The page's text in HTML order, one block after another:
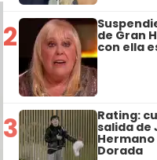
2 de Gran
con ella
3 Rating:
salida de
Dorada